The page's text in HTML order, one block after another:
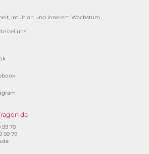
Intuition und innerem Wachstum
bei uns
da
99 70
99 79